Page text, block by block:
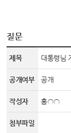
헌법재판 안내
참여·소통
헌법재판소 소개
질문
제목 대통령님
공개여부 공개
작성자 홍○○
첨부파일